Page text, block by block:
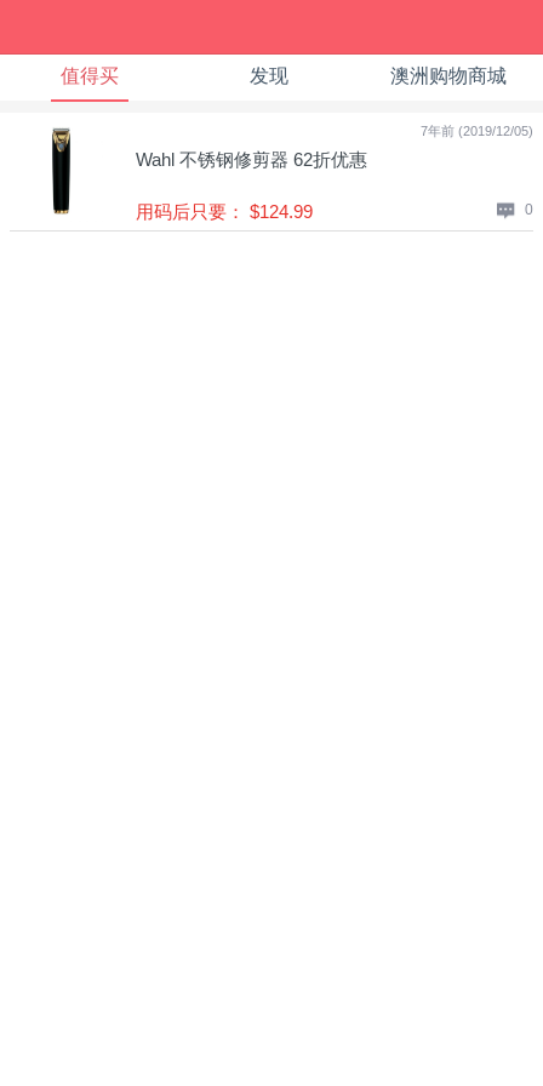
值得买 发现 澳洲购物商城
7年前 (2019/12/05)
Wahl 不锈钢修剪器 62折优惠
用码后只要： $124.99 0